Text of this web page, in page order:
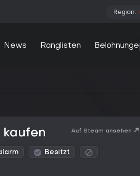
Region:
News Ranglisten Belohnungen
kaufen Auf Steam ansehen
Besitzt